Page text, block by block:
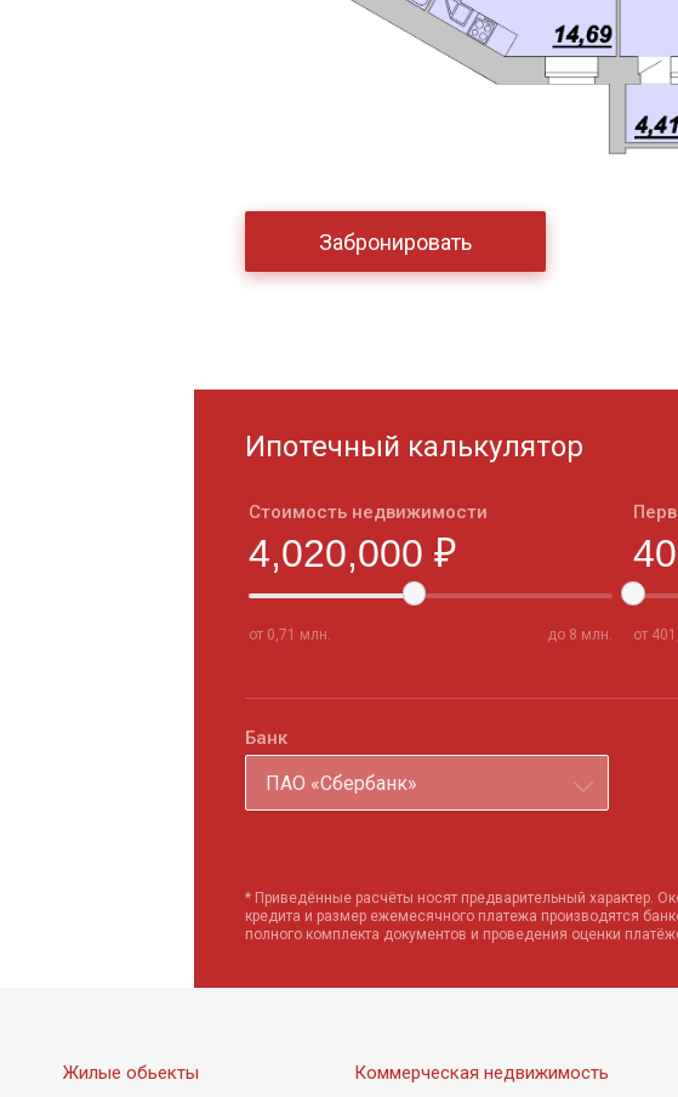
Забронировать
Ипотечный калькулятор
Стоимость недвижимости
от 0,71 млн. до 8 млн. от
Банк
ПАО «Сбербанк»
* Приведённые расчёты носят предварительный характер.
кредита и размер ежемесячного платежа производятся
полного комплекта документов и проведения оценки
Жилые обьекты Коммерческая недвижимость